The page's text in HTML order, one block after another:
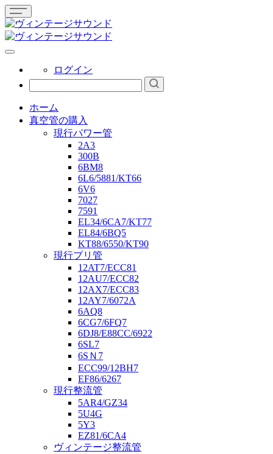
ログイン
ホーム
真空管の購入
現行パワー管
2A3
300B
6BM8
6L6/5881/KT66
6V6
7027
7591
EL34/6CA7/KT77
EL84/6BQ5
KT88/6550/KT90
現行プリ管
12AT7/ECC81
12AU7/ECC82
12AX7/ECC83
12AY7/6072A
6AQ8
6CG7/6FQ7
6DJ8/E88CC/6922
6SL7
6SＮ7
ECC99/12BH7
EF86/6267
現行整流管
5AR4/GZ34
5U4G
5Y3
EZ81/6CA4
ヴィンテージ整流管